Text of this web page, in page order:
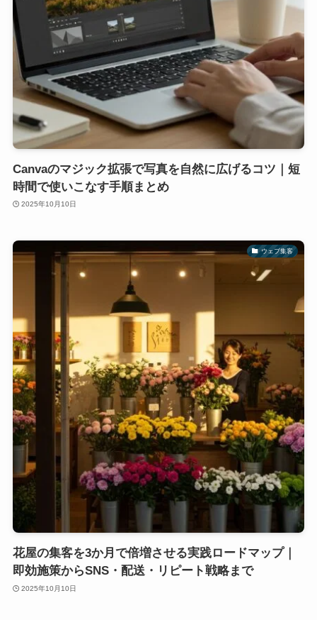
Canvaのマジック拡張で写真を自然に広げるコツ｜短
時間で使いこなす手順まとめ
2025年10月10日
ウェブ集客
花屋の集客を3か月で倍増させる実践ロードマップ｜
即効施策からSNS・配送・リピート戦略まで
2025年10月10日